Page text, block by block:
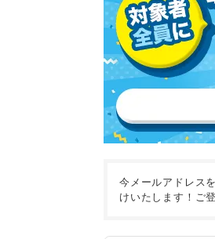
今メールアドレス
けいたします！ご登